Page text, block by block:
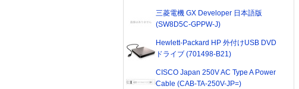
三菱電機 GX Developer 日本語版
(SW8D5C-GPPW-J)
Hewlett-Packard HP 外付けUSB DVD
ドライブ (701498-B21)
CISCO Japan 250V AC Type A Power
Cable (CAB-TA-250V-JP=)